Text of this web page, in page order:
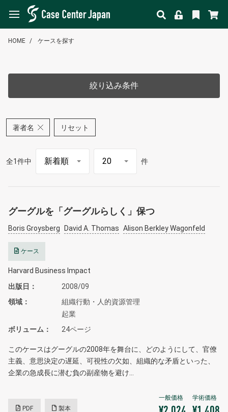
HOME ケースを探す
著者名 リセット
全1件中 件
グーグルを「グーグルらしく」保つ
Boris Groysberg David A. Thomas Alison Berkley Wagonfeld
ケース
Harvard Business Impact
出版日
2008/09
領域
組織行動・人的資源管理
起業
ボリューム
24ページ
このケースはグーグルの2008年を舞台に、どのようにして、官僚
主義、意思決定の遅延、可視性の欠如、組織的な矛盾といった、
企業の急成長に潜む負の副産物を避け…
PDF 製本
絞り込み条件